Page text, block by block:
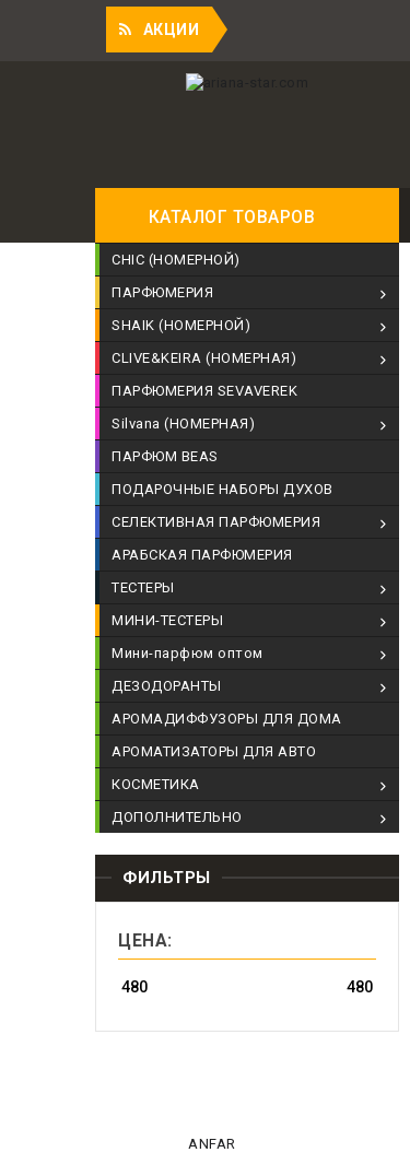
АКЦИИ
КАТАЛОГ ТОВАРОВ
CHIC (НОМЕРНОЙ)
ПАРФЮМЕРИЯ
SHAIK (НОМЕРНОЙ)
CLIVE&KEIRA (НОМЕРНАЯ)
ПАРФЮМЕРИЯ SEVAVEREK
Silvana (НОМЕРНАЯ)
ПАРФЮМ BEAS
ПОДАРОЧНЫЕ НАБОРЫ ДУХОВ
СЕЛЕКТИВНАЯ ПАРФЮМЕРИЯ
АРАБСКАЯ ПАРФЮМЕРИЯ
ТЕСТЕРЫ
МИНИ-ТЕСТЕРЫ
Мини-парфюм оптом
ДЕЗОДОРАНТЫ
АРОМАДИФФУЗОРЫ ДЛЯ ДОМА
АРОМАТИЗАТОРЫ ДЛЯ АВТО
КОСМЕТИКА
ДОПОЛНИТЕЛЬНО
ФИЛЬТРЫ
ЦЕНА:
ANFAR